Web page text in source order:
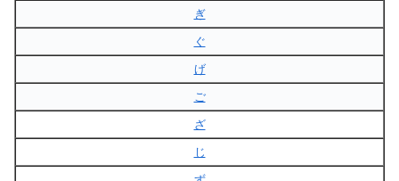
ぎ
ぐ
げ
ご
ざ
じ